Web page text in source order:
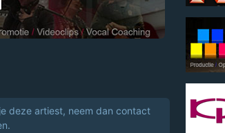
deze artiest, neem dan contact